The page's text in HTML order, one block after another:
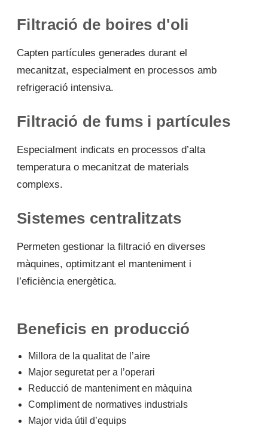
Filtració de boires d'oli
Capten partícules generades durant el
mecanitzat, especialment en processos amb
refrigeració intensiva.
Filtració de fums i partícules
Especialment indicats en processos d’alta
temperatura o mecanitzat de materials
complexs.
Sistemes centralitzats
Permeten gestionar la filtració en diverses
màquines, optimitzant el manteniment i
l’eficiència energètica.
Beneficis en producció
Millora de la qualitat de l’aire
Major seguretat per a l’operari
Reducció de manteniment en màquina
Compliment de normatives industrials
Major vida útil d’equips